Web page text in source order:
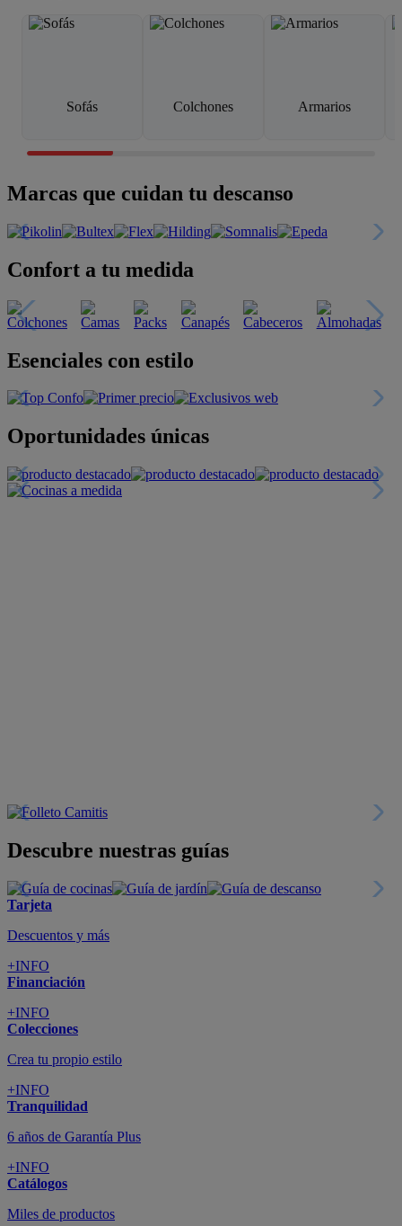
Sofás Colchones Armarios
Marcas que cuidan tu descanso
Confort a tu medida
Esenciales con estilo
Oportunidades únicas
Descubre nuestras guías
Tarjeta
Descuentos y más
+INFO
Financiación
+INFO
Colecciones
Crea tu propio estilo
+INFO
Tranquilidad
6 años de Garantía Plus
+INFO
Catálogos
Miles de productos